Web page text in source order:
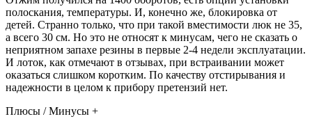
полоскания, температуры. И, конечно же, блокировка от
детей. Странно только, что при такой вместимости люк не 35,
а всего 30 см. Но это не относят к минусам, чего не сказать о
неприятном запахе резины в первые 2-4 недели эксплуатации.
И лоток, как отмечают в отзывах, при встраивании может
оказаться слишком коротким. По качеству отстирывания и
надежности в целом к прибору претензий нет.
Плюсы / Минусы +